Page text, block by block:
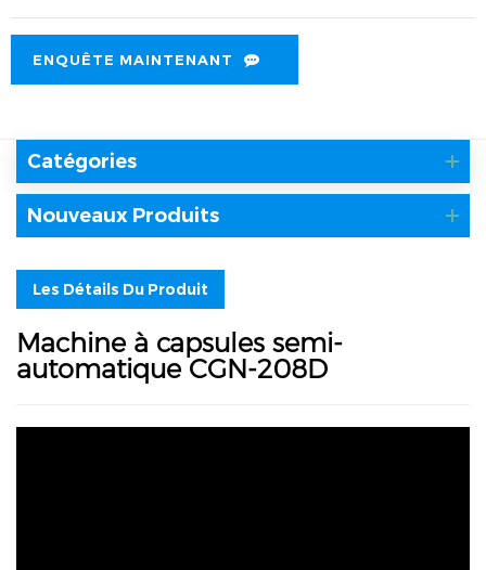
ENQUÊTE MAINTENANT
Catégories
Nouveaux Produits
Les Détails Du Produit
Machine à capsules semi-
automatique CGN-208D